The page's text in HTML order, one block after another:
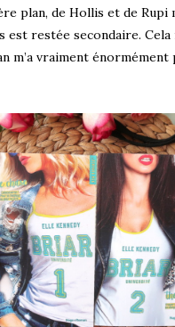
plan, de Hollis et de Rupi
est restée secondaire.
m’a vraiment énormément